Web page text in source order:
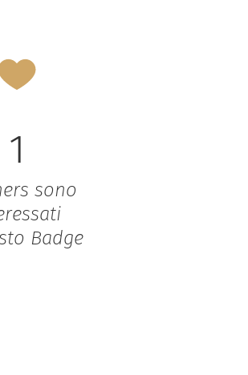
1
sono
Badge